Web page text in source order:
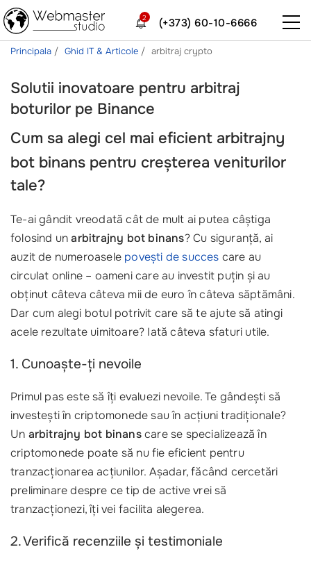
(+373) 60-10-6666
2
Principala Ghid IT & Articole arbitraj crypto
Solutii inovatoare pentru arbitraj
boturilor pe Binance
Cum sa alegi cel mai eficient arbitrajny
bot binans pentru creșterea veniturilor
tale?
Te-ai gândit vreodată cât de mult ai putea câștiga
folosind unarbitrajny bot binans? Cu siguranță, ai
auzit de numeroasele povești de succes care au
circulat online – oameni care au investit puțin și au
obținut câteva câteva mii de euro în câteva săptămâni.
Dar cum alegi botul potrivit care să te ajute să atingi
acele rezultate uimitoare? Iată câteva sfaturi utile.
1. Cunoaște-ți nevoile
Primul pas este să îți evaluezi nevoile. Te gândești să
investești în criptomonede sau în acțiuni tradiționale?
Un arbitrajny bot binanscare se specializează în
criptomonede poate să nu fie eficient pentru
tranzacționarea acțiunilor. Așadar, făcând cercetări
preliminare despre ce tip de active vrei să
tranzacționezi, îți vei facilita alegerea.
2. Verifică recenziile și testimoniale